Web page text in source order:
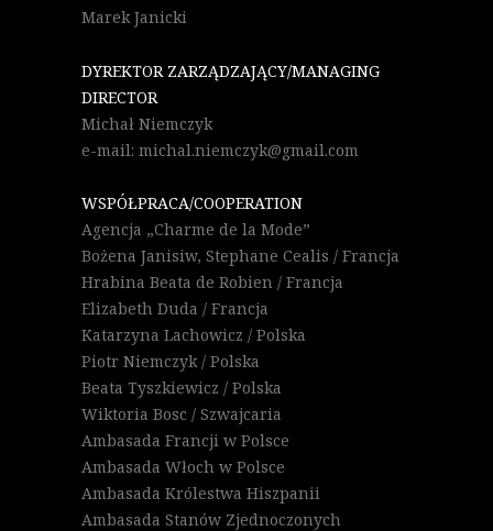
Marek Janicki
DYREKTOR ZARZĄDZAJĄCY/MANAGING
DIRECTOR
Michał Niemczyk
e-mail: michal.niemczyk@gmail.com
WSPÓŁPRACA/COOPERATION
Agencja „Charme de la Mode”
Bożena Janisiw, Stephane Cealis / Francja
Hrabina Beata de Robien / Francja
Elizabeth Duda / Francja
Katarzyna Lachowicz / Polska
Piotr Niemczyk / Polska
Beata Tyszkiewicz / Polska
Wiktoria Bosc / Szwajcaria
Ambasada Francji w Polsce
Ambasada Włoch w Polsce
Ambasada Królestwa Hiszpanii
Ambasada Stanów Zjednoczonych